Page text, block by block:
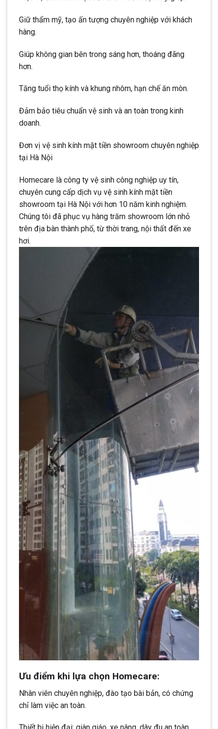
Giữ thẩm mỹ, tạo ấn tượng chuyên nghiệp với khách
hàng.
Giúp không gian bên trong sáng hơn, thoáng đãng
hơn.
Tăng tuổi thọ kính và khung nhôm, hạn chế ăn mòn.
Đảm bảo tiêu chuẩn vệ sinh và an toàn trong kinh
doanh.
Đơn vị vệ sinh kính mặt tiền showroom chuyên nghiệp
tại Hà Nội
Homecare là công ty vệ sinh công nghiệp uy tín,
chuyên cung cấp dịch vụ vệ sinh kính mặt tiền
showroom tại Hà Nội với hơn 10 năm kinh nghiệm.
Chúng tôi đã phục vụ hàng trăm showroom lớn nhỏ
trên địa bàn thành phố, từ thời trang, nội thất đến xe
hơi.
Ưu điểm khi lựa chọn Homecare:
Nhân viên chuyên nghiệp, đào tạo bài bản, có chứng
chỉ làm việc an toàn.